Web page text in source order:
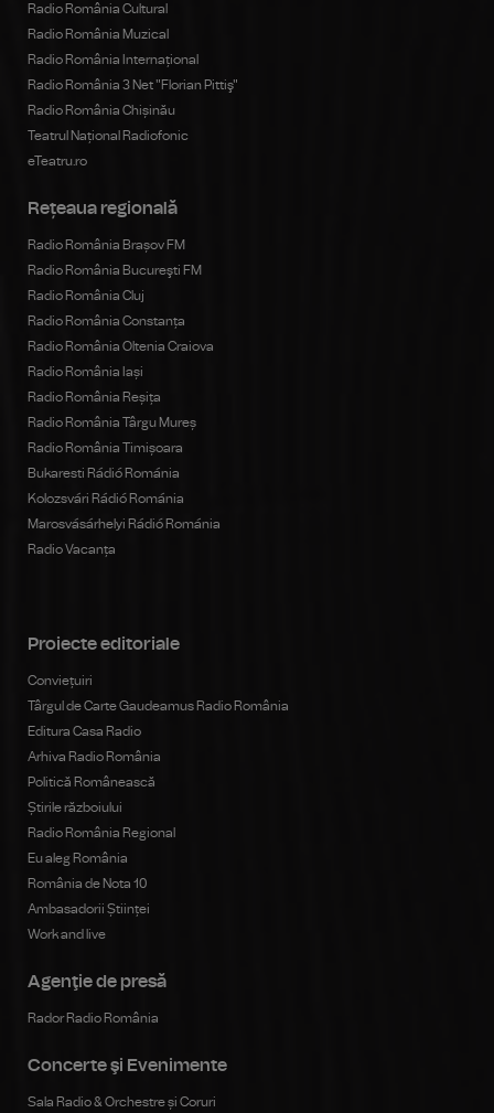
Radio România Cultural
Radio România Muzical
Radio România Internațional
Radio România 3 Net "Florian Pittiş"
Radio România Chișinău
Teatrul Național Radiofonic
eTeatru.ro
Rețeaua regională
Radio România Brașov FM
Radio România Bucureşti FM
Radio România Cluj
Radio România Constanța
Radio România Oltenia Craiova
Radio România Iași
Radio România Reșița
Radio România Târgu Mureș
Radio România Timișoara
Bukaresti Rádió Románia
Kolozsvári Rádió Románia
Marosvásárhelyi Rádió Románia
Radio Vacanța
Proiecte editoriale
Conviețuiri
Târgul de Carte Gaudeamus Radio România
Editura Casa Radio
Arhiva Radio România
Politică Românească
Știrile războiului
Radio România Regional
Eu aleg România
România de Nota 10
Ambasadorii Științei
Work and live
Agenţie de presă
Rador Radio România
Concerte şi Evenimente
Sala Radio & Orchestre și Coruri